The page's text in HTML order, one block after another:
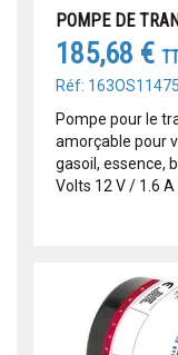
POMPE DE
185,68 €
Réf: 163OS11475
Pompe pour le
amorçable pour
gasoil, essence,
Volts 12 V / 1.6 A ...